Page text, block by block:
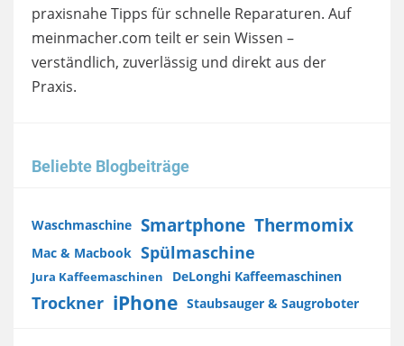
praxisnahe Tipps für schnelle Reparaturen. Auf
meinmacher.com teilt er sein Wissen –
verständlich, zuverlässig und direkt aus der
Praxis.
Beliebte Blogbeiträge
Waschmaschine Smartphone Thermomix
Mac & Macbook Spülmaschine
Jura Kaffeemaschinen DeLonghi Kaffeemaschinen
Trockner iPhone Staubsauger & Saugroboter